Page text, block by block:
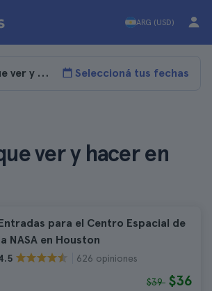
ARG (USD)
Seleccioná tus fechas
ver y hacer en
para el Centro Espacial de
NASA en Houston
626 opiniones
$39 $36